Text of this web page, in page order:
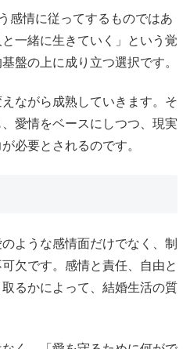
感情に従ってするものではあ
一緒に生きていく」という覚
盤の上に成り立つ選択です。
ながら成熟していきます。そ
愛情をベースにしつつ、現実
必要とされるのです。
ような感情面だけでなく、制
欠です。感情と責任、自由と
るかによって、結婚生活の質